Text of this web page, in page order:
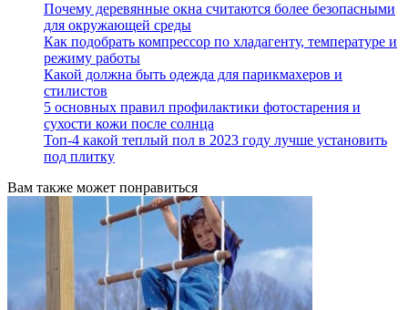
Почему деревянные окна считаются более безопасными
для окружающей среды
Как подобрать компрессор по хладагенту, температуре и
режиму работы
Какой должна быть одежда для парикмахеров и
стилистов
5 основных правил профилактики фотостарения и
сухости кожи после солнца
Топ-4 какой теплый пол в 2023 году лучше установить
под плитку
Вам также может понравиться